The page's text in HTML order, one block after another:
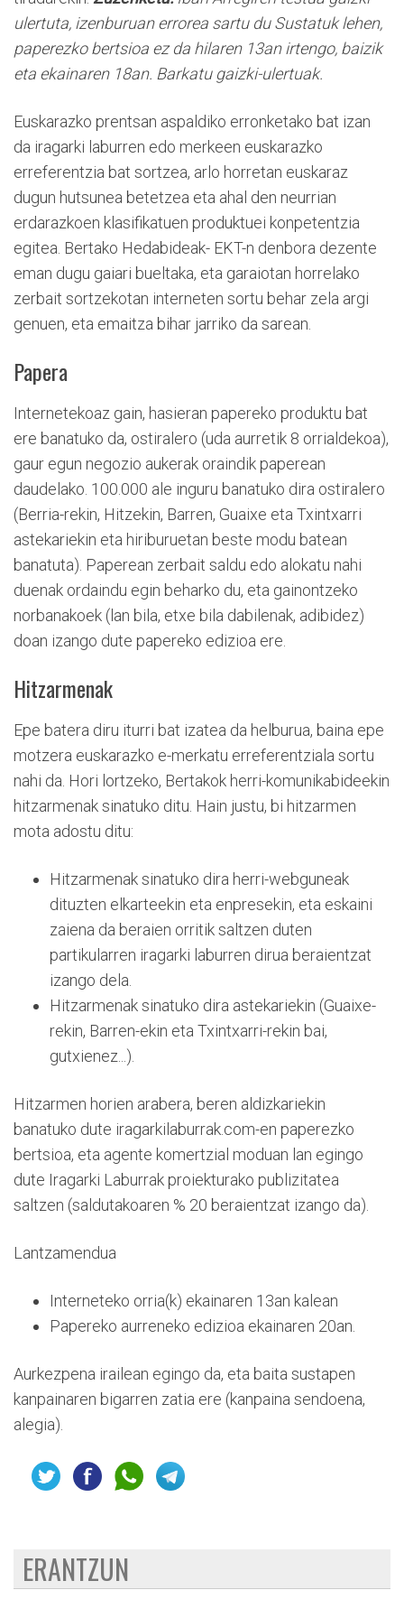
ulertuta, izenburuan errorea sartu du Sustatuk lehen,
paperezko bertsioa ez da hilaren 13an irtengo, baizik
eta ekainaren 18an. Barkatu gaizki-ulertuak.
Euskarazko prentsan aspaldiko erronketako bat izan
da iragarki laburren edo merkeen euskarazko
erreferentzia bat sortzea, arlo horretan euskaraz
dugun hutsunea betetzea eta ahal den neurrian
erdarazkoen klasifikatuen produktuei konpetentzia
egitea. Bertako Hedabideak- EKT-n denbora dezente
eman dugu gaiari bueltaka, eta garaiotan horrelako
zerbait sortzekotan interneten sortu behar zela argi
genuen, eta emaitza bihar jarriko da sarean.
Papera
Internetekoaz gain, hasieran papereko produktu bat
ere banatuko da, ostiralero (uda aurretik 8 orrialdekoa),
gaur egun negozio aukerak oraindik paperean
daudelako. 100.000 ale inguru banatuko dira ostiralero
(Berria-rekin, Hitzekin, Barren, Guaixe eta Txintxarri
astekariekin eta hiriburuetan beste modu batean
banatuta). Paperean zerbait saldu edo alokatu nahi
duenak ordaindu egin beharko du, eta gainontzeko
norbanakoek (lan bila, etxe bila dabilenak, adibidez)
doan izango dute papereko edizioa ere.
Hitzarmenak
Epe batera diru iturri bat izatea da helburua, baina epe
motzera euskarazko e-merkatu erreferentziala sortu
nahi da. Hori lortzeko, Bertakok herri-komunikabideekin
hitzarmenak sinatuko ditu. Hain justu, bi hitzarmen
mota adostu ditu:
Hitzarmenak sinatuko dira herri-webguneak
dituzten elkarteekin eta enpresekin, eta eskaini
zaiena da beraien orritik saltzen duten
partikularren iragarki laburren dirua beraientzat
izango dela.
Hitzarmenak sinatuko dira astekariekin (Guaixe-
rekin, Barren-ekin eta Txintxarri-rekin bai,
gutxienez...).
Hitzarmen horien arabera, beren aldizkariekin
banatuko dute iragarkilaburrak.com-en paperezko
bertsioa, eta agente komertzial moduan lan egingo
dute Iragarki Laburrak proiekturako publizitatea
saltzen (saldutakoaren % 20 beraientzat izango da).
Lantzamendua
Interneteko orria(k) ekainaren 13an kalean
Papereko aurreneko edizioa ekainaren 20an.
Aurkezpena irailean egingo da, eta baita sustapen
kanpainaren bigarren zatia ere (kanpaina sendoena,
alegia).
ERANTZUN